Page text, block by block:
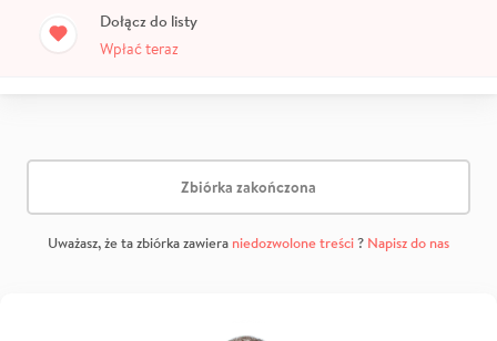
Dołącz do listy
Wpłać teraz
Zbiórka zakończona
Uważasz, że ta zbiórka zawiera niedozwolone treści? Napisz do nas